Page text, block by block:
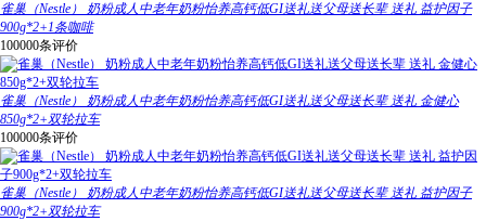
雀巢（Nestle） 奶粉成人中老年奶粉怡养高钙低GI送礼送父母送长辈 送礼 益护因子
900g*2+1条咖啡
100000条评价
雀巢（Nestle） 奶粉成人中老年奶粉怡养高钙低GI送礼送父母送长辈 送礼 金健心
850g*2+双轮拉车
100000条评价
雀巢（Nestle） 奶粉成人中老年奶粉怡养高钙低GI送礼送父母送长辈 送礼 益护因子
900g*2+双轮拉车